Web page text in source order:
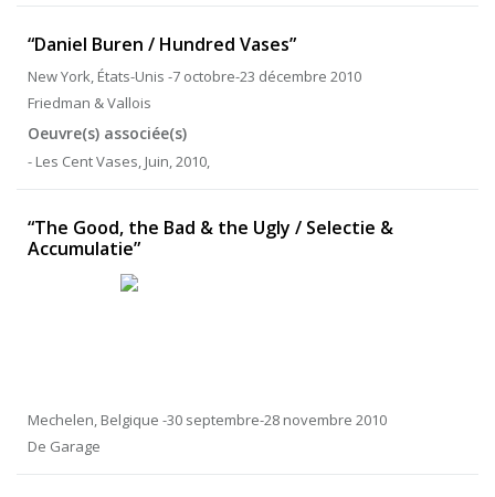
“Daniel Buren / Hundred Vases”
New York, États-Unis -7 octobre-23 décembre 2010
Friedman & Vallois
Oeuvre(s) associée(s)
- Les Cent Vases, Juin, 2010,
“The Good, the Bad & the Ugly / Selectie &
Accumulatie”
Mechelen, Belgique -30 septembre-28 novembre 2010
De Garage